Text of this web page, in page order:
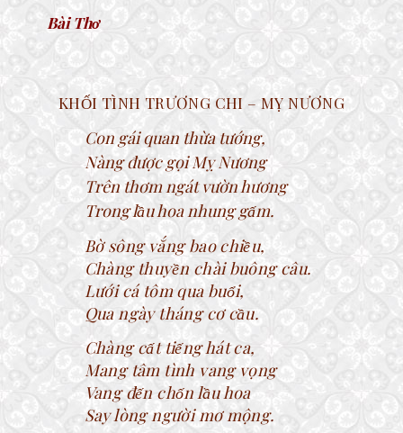
Bài Thơ
KHỐI TÌNH TRƯƠNG CHI – MỴ NƯƠNG
Con gái quan thừa tướng,
Nàng được gọi Mỵ Nương
Trên thơm ngát vườn hương
Trong lầu hoa nhung gấm.
Bờ sông vắng bao chiều,
Chàng thuyền chài buông câu.
Lưới cá tôm qua buổi,
Qua ngày tháng cơ cầu.
Chàng cất tiếng hát ca,
Mang tâm tình vang vọng
Vang đến chốn lầu hoa
Say lòng người mơ mộng.